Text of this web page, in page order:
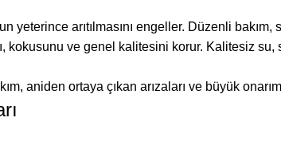
yeterince arıtılmasını engeller. Düzenli
kokusunu ve genel kalitesini korur. Kalitesiz
aniden ortaya çıkan arızaları ve büyük